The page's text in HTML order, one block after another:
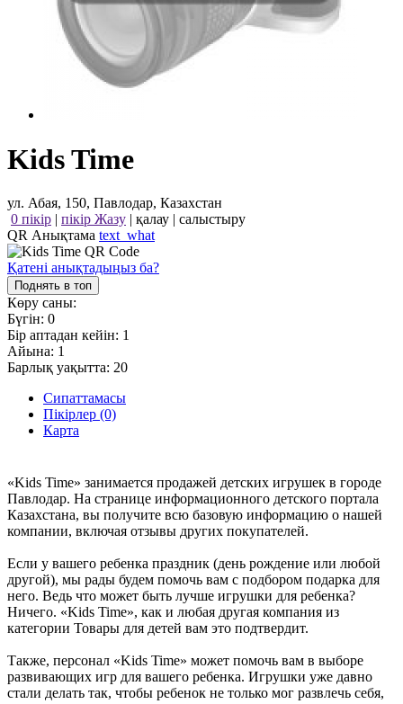
Kids Time
ул. Абая, 150, Павлодар, Казахстан
0 пікір | пікір Жазу | қалау | салыстыру
QR Анықтама text_what
Қатені анықтадыңыз ба?
Поднять в топ
Көру саны:
Бүгін: 0
Бір аптадан кейін: 1
Айына: 1
Барлық уақытта: 20
Сипаттамасы
Пікірлер (0)
Карта
«Kids Time» занимается продажей детских игрушек в городе
Павлодар. На странице информационного детского портала
Казахстана, вы получите всю базовую информацию о нашей
компании, включая отзывы других покупателей.
Если у вашего ребенка праздник (день рождение или любой
другой), мы рады будем помочь вам с подбором подарка для
него. Ведь что может быть лучше игрушки для ребенка?
Ничего. «Kids Time», как и любая другая компания из
категории Товары для детей вам это подтвердит.
Также, персонал «Kids Time» может помочь вам в выборе
развивающих игр для вашего ребенка. Игрушки уже давно
стали делать так, чтобы ребенок не только мог развлечь себя,